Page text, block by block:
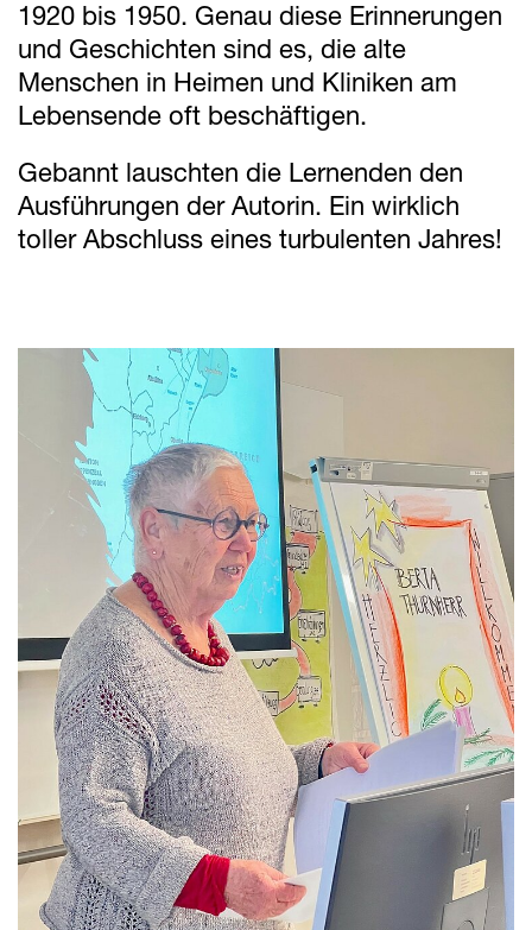
1920 bis 1950. Genau diese Erinnerungen
und Geschichten sind es, die alte
Menschen in Heimen und Kliniken am
Lebensende oft beschäftigen.
Gebannt lauschten die Lernenden den
Ausführungen der Autorin. Ein wirklich
toller Abschluss eines turbulenten Jahres!